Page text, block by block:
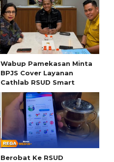
Wabup Pamekasan Minta
BPJS Cover Layanan
Cathlab RSUD Smart
Berobat Ke RSUD